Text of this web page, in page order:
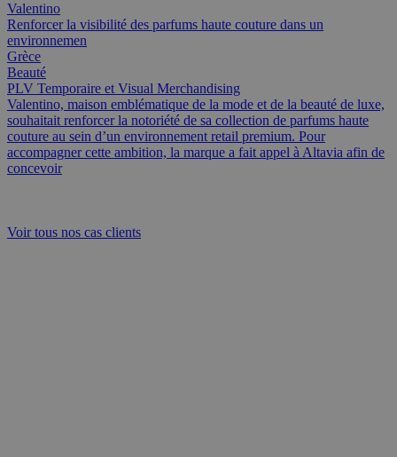
Valentino
Renforcer la visibilité des parfums haute couture dans un
environnemen
Grèce
Beauté
PLV Temporaire et Visual Merchandising
Valentino, maison emblématique de la mode et de la beauté de luxe,
souhaitait renforcer la notoriété de sa collection de parfums haute
couture au sein d’un environnement retail premium. Pour
accompagner cette ambition, la marque a fait appel à Altavia afin de
concevoir
Voir tous nos cas clients